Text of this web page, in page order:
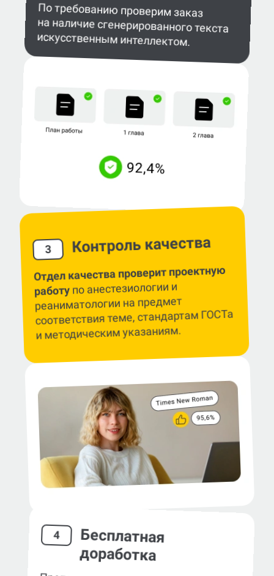
По требованию проверим заказ
на наличие сгенерированного текста
искусственным интеллектом.
3 Контроль качества
Отдел качества проверит проектную
работупо анестезиологии и
реаниматологии на предмет
соответствия теме, стандартам ГОСТа
и методическим указаниям.
4 Бесплатная
доработка